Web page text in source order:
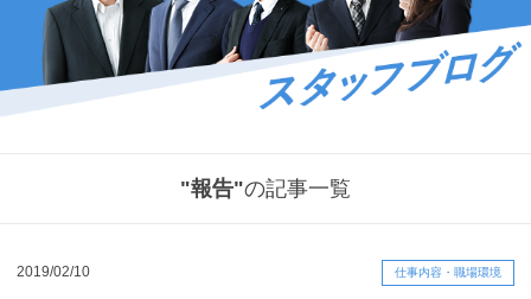
"報告"の記事一覧
2019/02/10 仕事内容・職場環境